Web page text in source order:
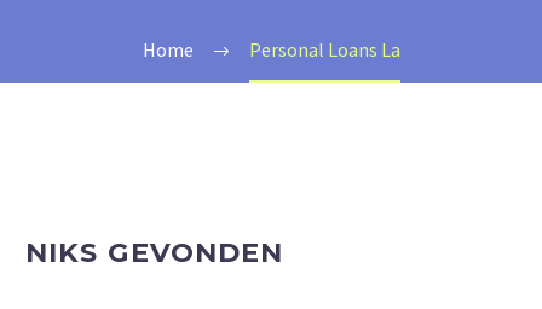
Home Personal Loans La
NIKS GEVONDEN